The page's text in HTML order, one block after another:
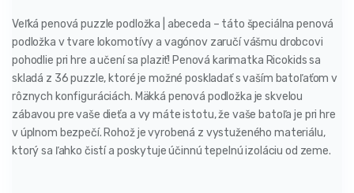
Veľká penová puzzle podložka | abeceda – táto špeciálna penová
podložka v tvare lokomotívy a vagónov zaručí vášmu drobcovi
pohodlie pri hre a učení sa plaziť! Penová karimatka Ricokids sa
skladá z 36 puzzle, ktoré je možné poskladať s vaším batoľaťom v
rôznych konfiguráciách. Mäkká penová podložka je skvelou
zábavou pre vaše dieťa a vy máte istotu, že vaše batoľa je pri hre
v úplnom bezpečí. Rohož je vyrobená z vystuženého materiálu,
ktorý sa ľahko čistí a poskytuje účinnú tepelnú izoláciu od zeme.